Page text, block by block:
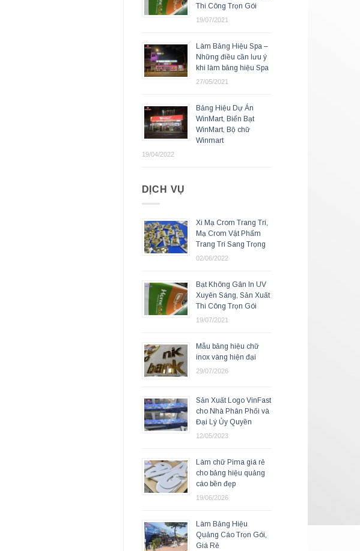
Thi Công Trọn Gói
19/07/2021
Làm Bảng Hiệu Spa –
Những điều cần lưu ý
khi làm bảng hiệu Spa
27/05/2021
Bảng Hiệu Dự Án
WinMart, Biển Bạt
WinMart, Bộ chữ
Winmart
19/04/2022
DỊCH VỤ
Xi Mạ Crom Trang Trí,
Mạ Crom Vật Phẩm
Trang Trí Sang Trọng
02/06/2022
Bạt Không Gân In UV
Xuyên Sáng, Sản Xuất
Thi Công Trọn Gói
19/07/2021
Mẫu bảng hiệu chữ
inox vàng hiện đại
29/07/2026
Sản Xuất Logo VinFast
cho Nhà Phân Phối và
Đại Lý Ủy Quyền
12/05/2023
Làm chữ Pima giá rẻ
cho bảng hiệu quảng
cáo bền đẹp
19/06/2026
Làm Bảng Hiệu
Quảng Cáo Trọn Gói,
Giá Rẻ